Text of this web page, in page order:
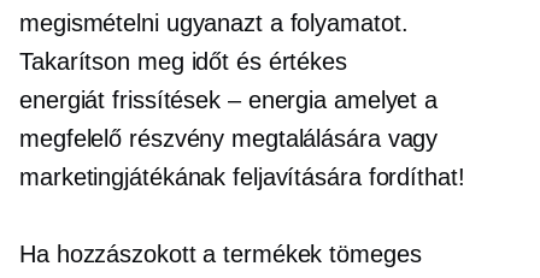
megismételni ugyanazt a folyamatot.
Takarítson meg időt és értékes
energiátfrissítések – energiaamelyet a
megfelelő részvény megtalálására vagy
marketingjátékának feljavítására fordíthat!
Ha hozzászokott a termékek tömeges